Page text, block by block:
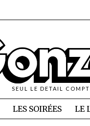
SEUL LE DETAIL
LES SOIRÉES LE